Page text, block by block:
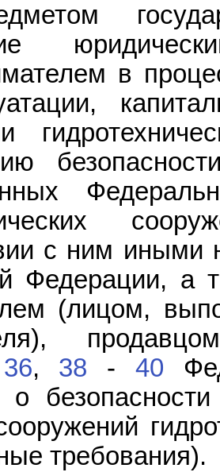
в
с ним
Федерации, а
(лицом,
, 38 - 40
о
требования).